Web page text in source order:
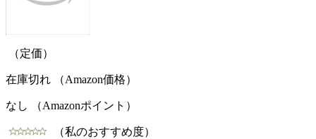
（定価）
在庫切れ （Amazon価格）
なし （Amazonポイント）
（私のおすすめ度）